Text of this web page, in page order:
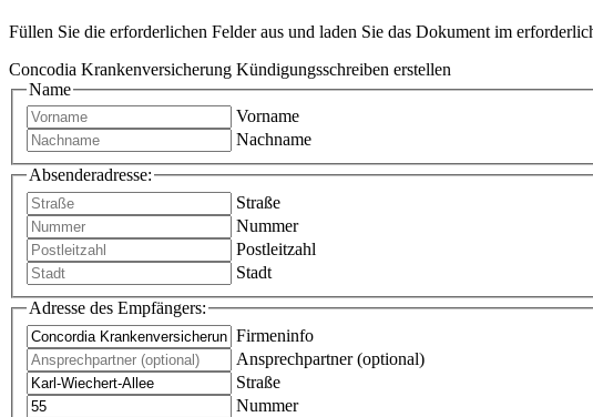
Füllen Sie die erforderlichen Felder aus und laden Sie das Dokument im
Concodia Krankenversicherung Kündigungsschreiben erstellen
Name
Vorname
Nachname
Absenderadresse:
Straße
Nummer
Postleitzahl
Stadt
Adresse des Empfängers:
Firmeninfo
Ansprechpartner (optional)
Straße
Nummer